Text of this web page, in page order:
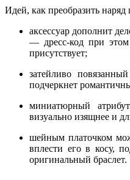
Идей, как преобразить
аксессуар дополнит
— дресс-код при
присутствует;
затейливо
подчеркнет
миниатюрный
визуально изящнее и
шейным платочком
вплести его в косу,
оригинальный браслет.